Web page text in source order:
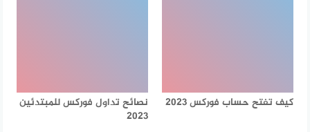
كيف تفتح حساب فوركس 2023
نصائح تداول فوركس للمبتدئين
2023